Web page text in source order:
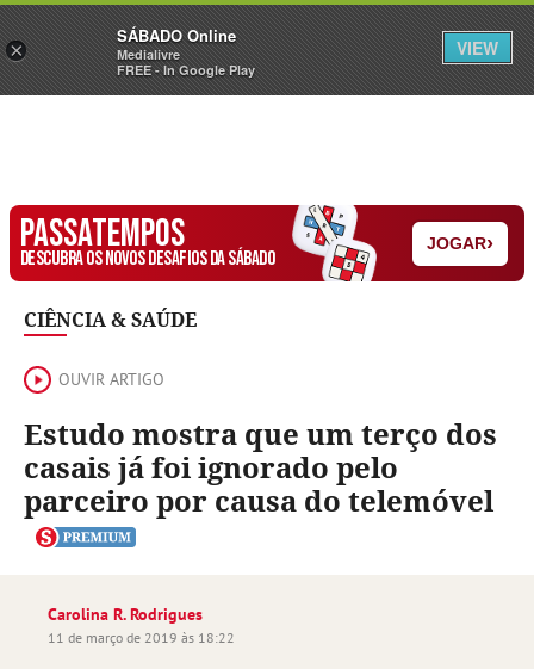
Sábado Assine Iniciar Sessão
PASSATEMPOS
DESCUBRA OS NOVOS DESAFIOS DA SÁBADO
JOGAR›
CIÊNCIA & SAÚDE
OUVIR ARTIGO
Estudo mostra que um terço dos
casais já foi ignorado pelo
parceiro por causa do telemóvel
Carolina R. Rodrigues
11 de março de 2019 às 18:22
×
SÁBADO Online
Medialivre
FREE - In Google Play
VIEW